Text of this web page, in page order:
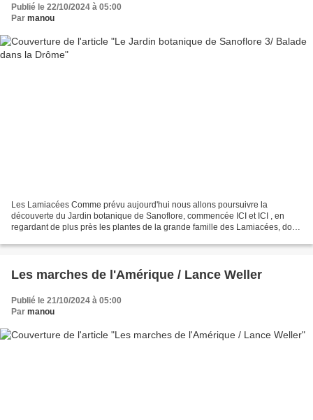
Publié le 22/10/2024 à 05:00
Par manou
Les Lamiacées Comme prévu aujourd'hui nous allons poursuivre la
découverte du Jardin botanique de Sanoflore, commencée ICI et ICI , en
regardant de plus près les plantes de la grande famille des Lamiacées, dont
Les marches de l'Amérique / Lance Weller
Publié le 21/10/2024 à 05:00
Par manou